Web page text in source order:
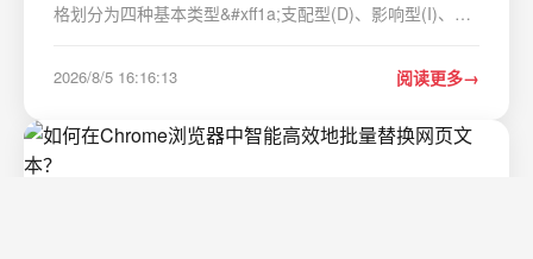
格划分为四种基本类型&#xff1a;支配型(D)、影响型(I)、稳
莫尔顿马斯顿在20世纪20年代提出&#xff0c;最初用于研究
2026/8/5 16:16:13 阅读更多